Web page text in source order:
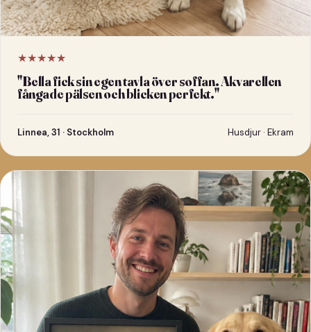
★★★★★
"Bella fick sin egen tavla över soffan. Akvarellen
fångade pälsen och blicken perfekt."
Linnea, 31 · Stockholm Husdjur · Ekram